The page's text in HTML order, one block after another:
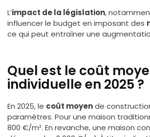
L’impact de la législation,
influencer le budget en imposant des
ce qui peut entraîner une
Quel est le coût
individuelle en 2025 ?
En 2025, le coût moyende
paramètres. Pour une maison
800 €/m². En revanche, une maison